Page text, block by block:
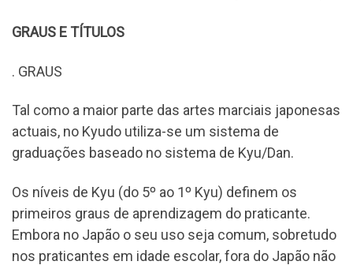
GRAUS E TÍTULOS
. GRAUS
Tal como a maior parte das artes marciais japonesas
actuais, no Kyudo utiliza-se um sistema de
graduações baseado no sistema de Kyu/Dan.
Os níveis de Kyu (do 5º ao 1º Kyu) definem os
primeiros graus de aprendizagem do praticante.
Embora no Japão o seu uso seja comum, sobretudo
nos praticantes em idade escolar, fora do Japão não